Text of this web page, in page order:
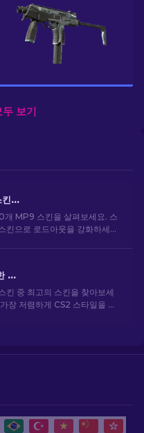
보기
CS2 최고의 MP9 스킨: 에디터의 선택 [2026]
MP9 스킨을 살펴보세요. 스
킨으로 로드아웃을 강화하세요.
CS2에서 가장 저렴한 스킨 [2026]
킨 중 최고의 스킨을 찾아보세
장 저렴하게 CS2 스타일을 업